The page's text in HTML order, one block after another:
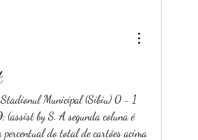
by S. A segunda coluna é
do total de cartões acima